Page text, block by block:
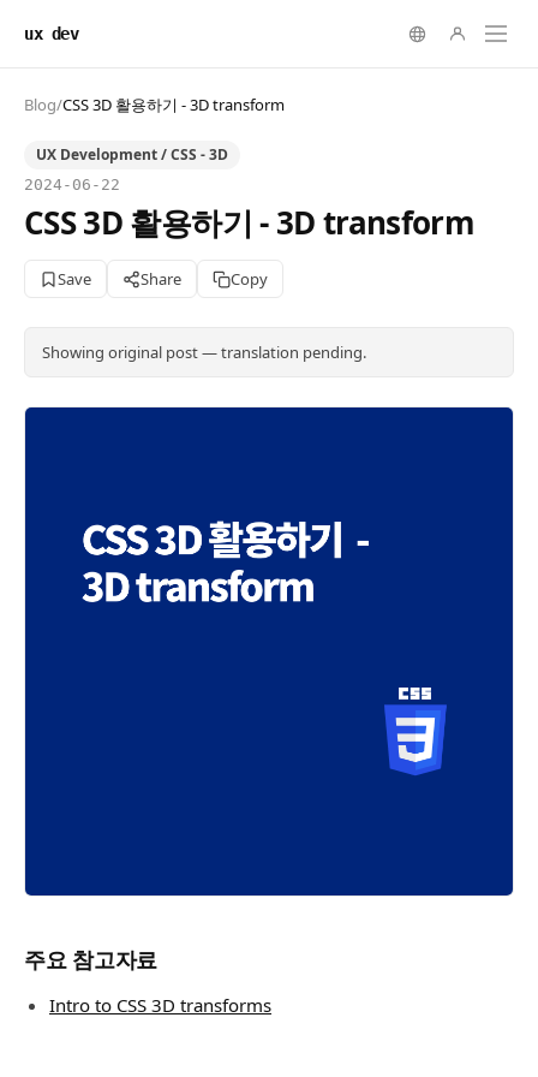
ux dev
Blog/CSS 3D 활용하기 - 3D transform
UX Development / CSS - 3D
2024-06-22
CSS 3D 활용하기 - 3D transform
Save Share Copy
Showing original post — translation pending.
주요 참고자료
Intro to CSS 3D transforms